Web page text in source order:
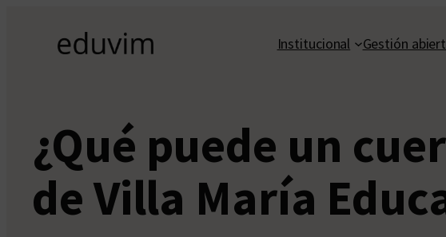
contenido
Institucional Gestión
¿Qué puede un
de Villa María